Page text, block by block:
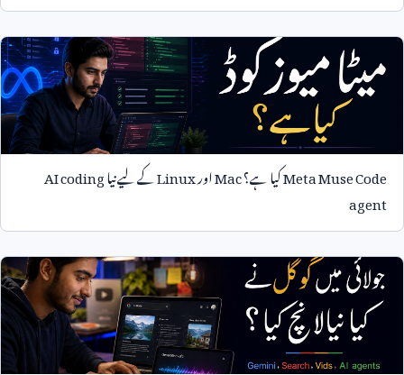
Meta Muse Codeکیا ہے؟MacاورLinuxکے لیے نیاAI coding
agent